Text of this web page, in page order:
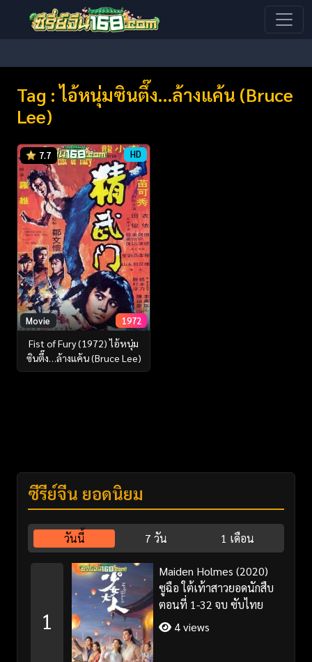
Tag : ไอ้หนุ่มซินตึ๊ง…ล้างแค้น (Bruce
Lee)
7.7 HD
Movie 1972
Fist of Fury (1972) ไอ้หนุ่ม
ซินตึ๊ง…ล้างแค้น (Bruce Lee)
ซีรี่ย์จีน ยอดนิยม
วันนี้ 7 วัน 1 เดือน
1
Maiden Holmes (2020)
ซูฉือ ใต้เท้าสาวยอดนักสืบ
ตอนที่ 1-32 จบ ซับไทย
4 views